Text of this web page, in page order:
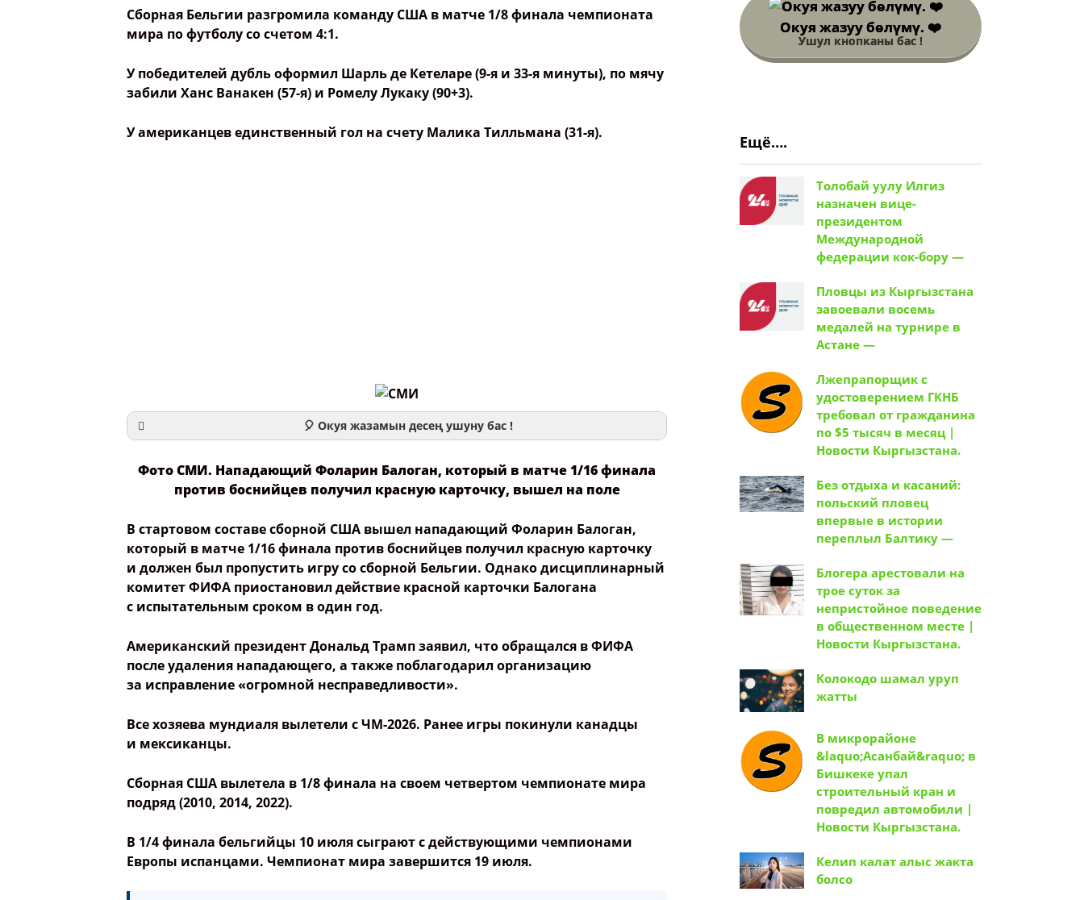
Сборная Бельгии разгромила команду США в матче 1/8 финала чемпионата
мира по футболу со счетом 4:1.
У победителей дубль оформил Шарль де Кетеларе (9-я и 33-я минуты), по мячу
забили Ханс Ванакен (57-я) и Ромелу Лукаку (90+3).
У американцев единственный гол на счету Малика Тилльмана (31-я).
🎈 Окуя жазамын десең ушуну бас !
Название сообщения
Опубликовать контент
Фото СМИ. Нападающий Фоларин Балоган, который в матче 1/16 финала
против боснийцев получил красную карточку, вышел на поле
В стартовом составе сборной США вышел нападающий Фоларин Балоган,
который в матче 1/16 финала против боснийцев получил красную карточку
и должен был пропустить игру со сборной Бельгии. Однако дисциплинарный
комитет ФИФА приостановил действие красной карточки Балогана
с испытательным сроком в один год.
Американский президент Дональд Трамп заявил, что обращался в ФИФА
после удаления нападающего, а также поблагодарил организацию
за исправление «огромной несправедливости».
Все хозяева мундиаля вылетели с ЧМ-2026. Ранее игры покинули канадцы
и мексиканцы.
Сборная США вылетела в 1/8 финала на своем четвертом чемпионате мира
подряд (2010, 2014, 2022).
В 1/4 финала бельгийцы 10 июля сыграют с действующими чемпионами
Европы испанцами. Чемпионат мира завершится 19 июля.
Окуя жазуу бөлүмү. ❤️
Ушул кнопканы бас !
Ещё….
Толобай уулу Илгиз
назначен вице-
президентом
Международной
федерации кок-бору —
Пловцы из Кыргызстана
завоевали восемь
медалей на турнире в
Астане —
Лжепрапорщик с
удостоверением ГКНБ
требовал от гражданина
по $5 тысяч в месяц |
Новости Кыргызстана.
Без отдыха и касаний:
польский пловец
впервые в истории
переплыл Балтику —
Блогера арестовали на
трое суток за
непристойное поведение
в общественном месте |
Новости Кыргызстана.
Колокодо шамал уруп
жатты
В микрорайоне
&laquo;Асанбай&raquo; в
Бишкеке упал
строительный кран и
повредил автомобили |
Новости Кыргызстана.
Келип калат алыс жакта
болсо